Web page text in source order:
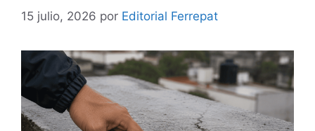
15 julio, 2026 por Editorial Ferrepat